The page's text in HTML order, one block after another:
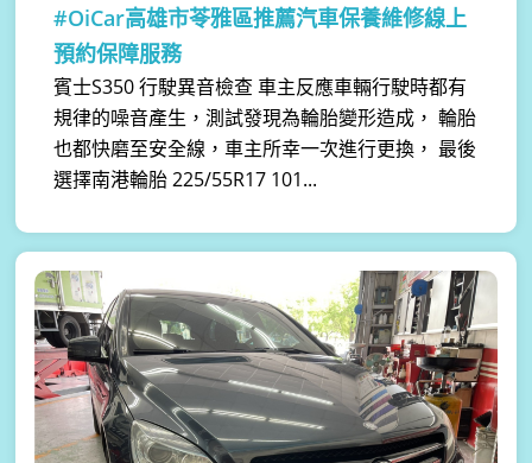
#OiCar高雄市苓雅區推薦汽車保養維修線上
預約保障服務
賓士S350 行駛異音檢查 車主反應車輛行駛時都有
規律的噪音產生，測試發現為輪胎變形造成， 輪胎
也都快磨至安全線，車主所幸一次進行更換， 最後
選擇南港輪胎 225/55R17 101...